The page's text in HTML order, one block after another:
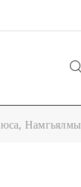
Намгьялмы